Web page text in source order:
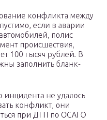
конфликта между
если в аварии
полис
происшествия,
100 тысяч рублей. В
заполнить бланк-
инцидента не удалось
конфликт, они
при ДТП по ОСАГО